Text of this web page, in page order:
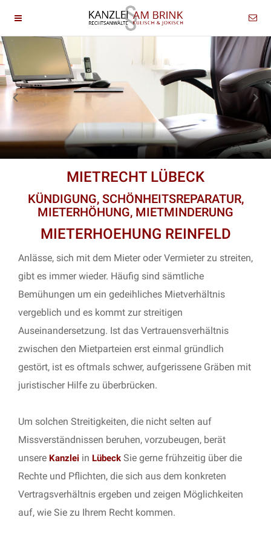
MIETRECHT LÜBECK
KÜNDIGUNG, SCHÖNHEITSREPARATUR,
MIETERHÖHUNG, MIETMINDERUNG
MIETERHOEHUNG REINFELD
Anlässe, sich mit dem Mieter oder Vermieter zu streiten,
gibt es immer wieder. Häufig sind sämtliche
Bemühungen um ein gedeihliches Mietverhältnis
vergeblich und es kommt zur streitigen
Auseinandersetzung. Ist das Vertrauensverhältnis
zwischen den Mietparteien erst einmal gründlich
gestört, ist es oftmals schwer, aufgerissene Gräben mit
juristischer Hilfe zu überbrücken.
Um solchen Streitigkeiten, die nicht selten auf
Missverständnissen beruhen, vorzubeugen, berät
unsere Kanzlei in Lübeck Sie gerne frühzeitig über die
Rechte und Pflichten, die sich aus dem konkreten
Vertragsverhältnis ergeben und zeigen Möglichkeiten
auf, wie Sie zu Ihrem Recht kommen.